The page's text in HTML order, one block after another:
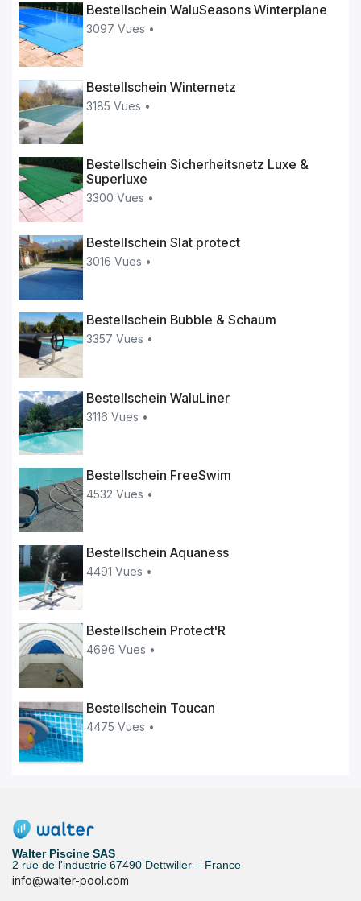
Bestellschein WaluSeasons Winterplane
3097 Vues •
Bestellschein Winternetz
3185 Vues •
Bestellschein Sicherheitsnetz Luxe &
Superluxe
3300 Vues •
Bestellschein Slat protect
3016 Vues •
Bestellschein Bubble & Schaum
3357 Vues •
Bestellschein WaluLiner
3116 Vues •
Bestellschein FreeSwim
4532 Vues •
Bestellschein Aquaness
4491 Vues •
Bestellschein Protect'R
4696 Vues •
Bestellschein Toucan
4475 Vues •
Walter Piscine SAS
2 rue de l'industrie 67490 Dettwiller – France
info@walter-pool.com